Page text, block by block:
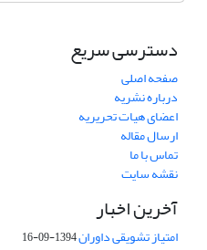
دسترسی سریع
صفحه اصلی
درباره نشریه
اعضای هیات تحریریه
ارسال مقاله
تماس با ما
نقشه سایت
آخرین اخبار
امتیاز تشویقی داوران1394-09-16